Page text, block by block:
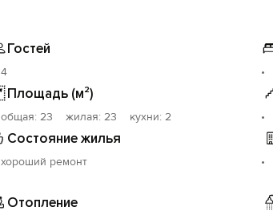
Гостей
4
Площадь (м²)
oбщая: 23 жилая: 23 кухни: 2
Состояние жилья
хороший ремонт
Отопление